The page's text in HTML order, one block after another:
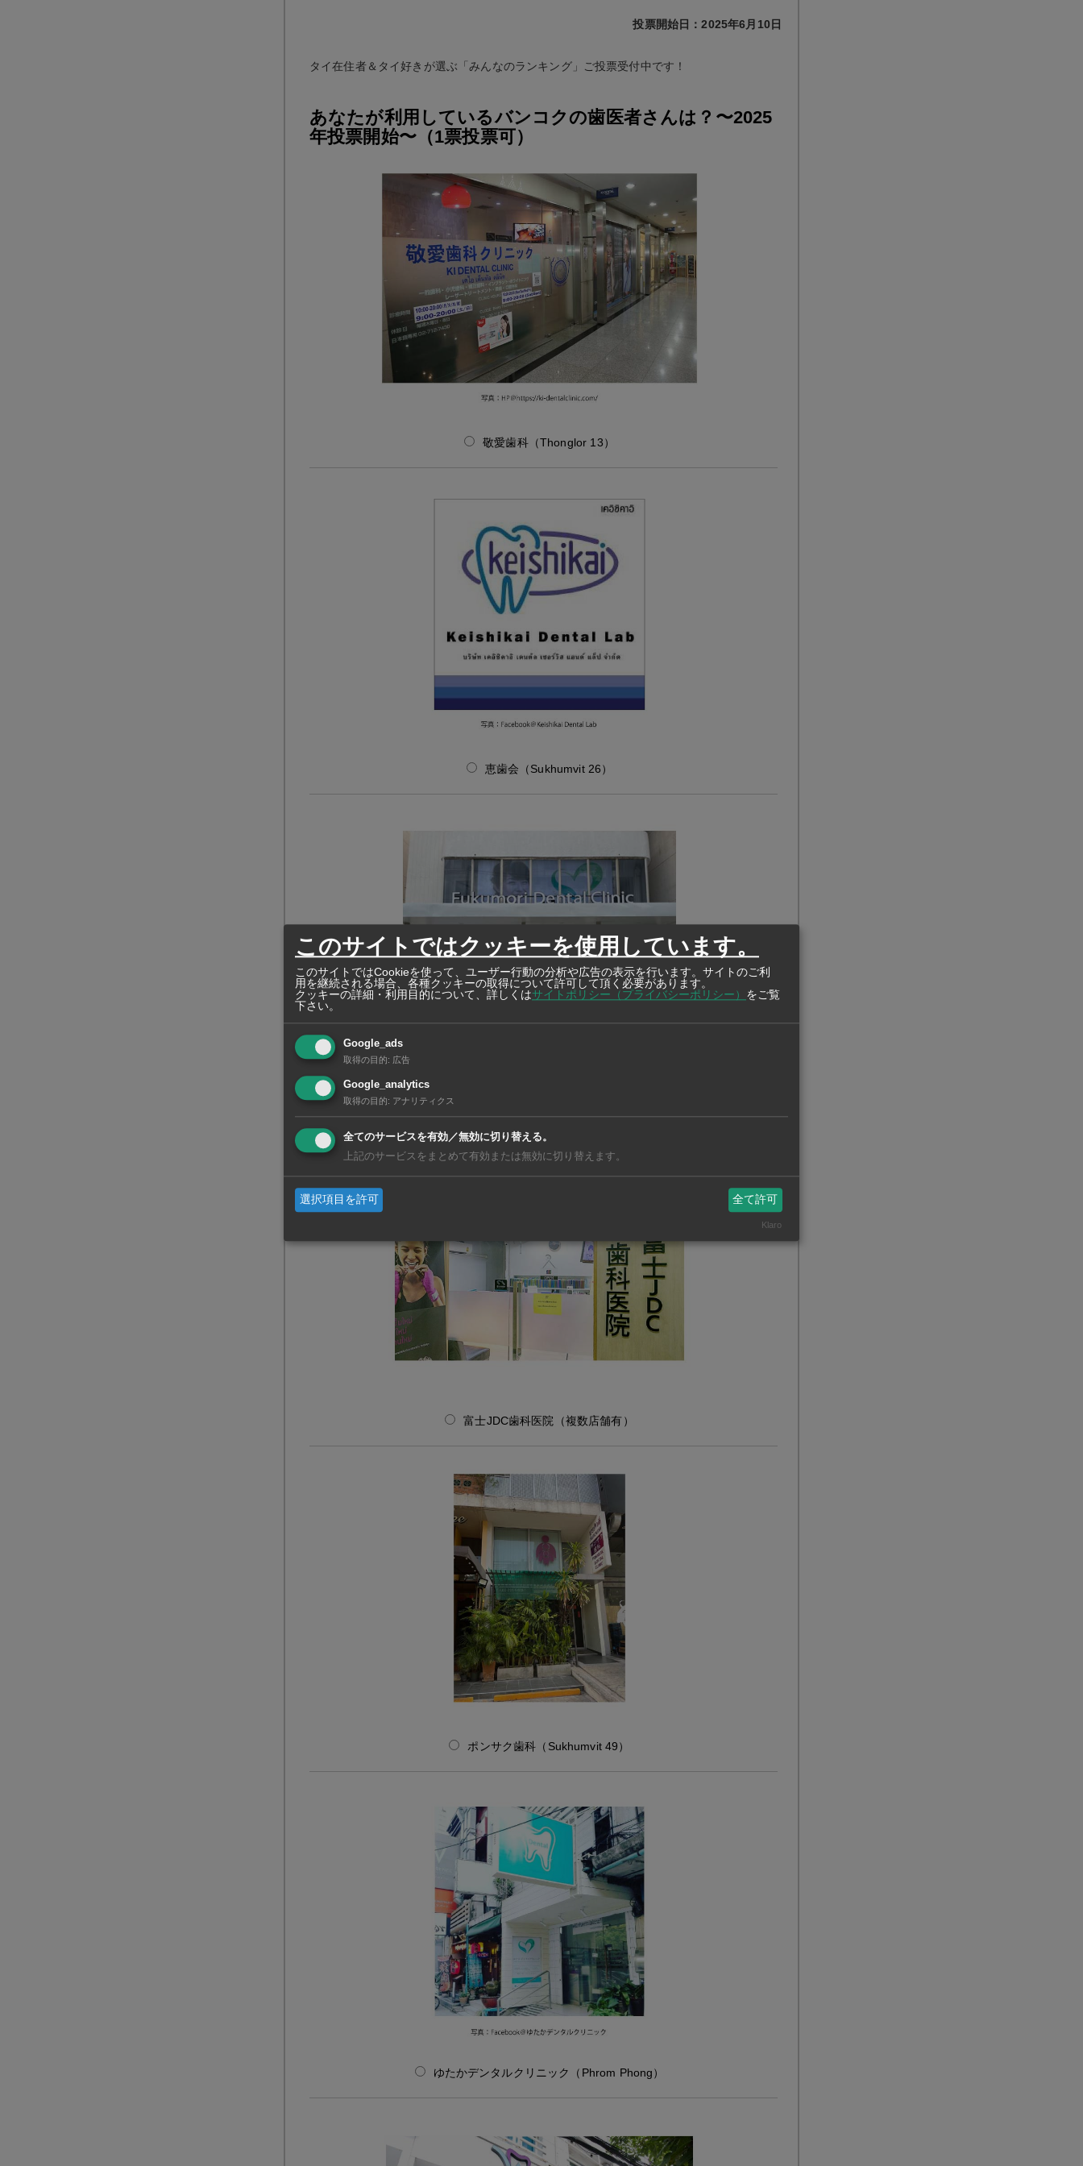
投票開始日：2025年6月10日
タイ在住者＆タイ好きが選ぶ「みんなのランキング」ご投票受付中です！
あなたが利用しているバンコクの歯医者さんは？〜2025
年投票開始〜（1票投票可）
敬愛歯科（Thonglor 13）
恵歯会（Sukhumvit 26）
富士JDC歯科医院（複数店舗有）
ポンサク歯科（Sukhumvit 49）
ゆたかデンタルクリニック（Phrom Phong）
このサイトではクッキーを使用しています。
このサイトではCookieを使って、ユーザー行動の分析や広告の表示を行います。サイトのご利
用を継続される場合、各種クッキーの取得について許可して頂く必要があります。
クッキーの詳細・利用目的について、詳しくはサイトポリシー（プライバシーポリシー） をご覧
下さい。
Google_ads
取得の目的: 広告
Google_analytics
取得の目的: アナリティクス
全てのサービスを有効／無効に切り替える。
上記のサービスをまとめて有効または無効に切り替えます。
選択項目を許可 全て許可
Klaro